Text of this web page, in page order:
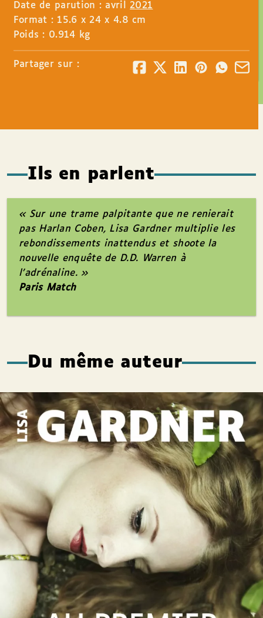
Date de parution : avril 2021
Format : 15.6 x 24 x 4.8 cm
Poids : 0.914 kg
Partager sur :
Ils en parlent
« Sur une trame palpitante que ne renierait
pas Harlan Coben, Lisa Gardner multiplie les
rebondissements inattendus et shoote la
nouvelle enquête de D.D. Warren à
l’adrénaline. »
Paris Match
Du même auteur
Au premier regard
Lisa Gardner